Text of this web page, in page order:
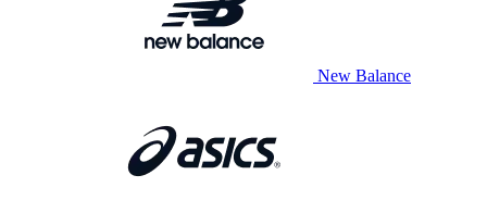
New Balance